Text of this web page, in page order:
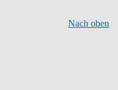
Nach oben